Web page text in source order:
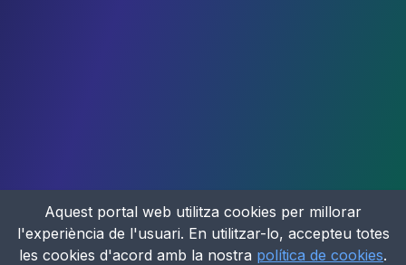
Aquest portal web utilitza cookies per millorar
l'experiència de l'usuari. En utilitzar-lo, accepteu totes
les cookies d'acord amb la nostra política de cookies.